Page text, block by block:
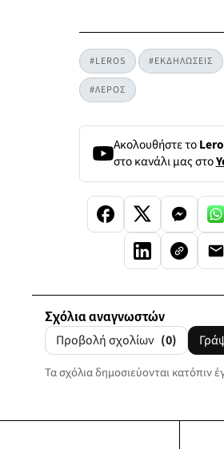
#LEROS #ΕΚΔΗΛΩΣΕΙΣ
#ΛΕΡΟΣ
Ακολουθήστε το
στο κανάλι μας στο
Σχόλια αναγνωστών
Προβολή σχολίων (0)
Τα σχόλια δημοσιεύονται κατόπιν